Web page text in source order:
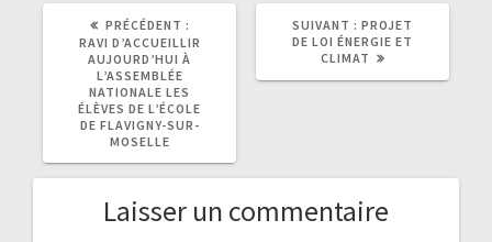
PRÉCÉDENT :
ARTICLE
PRÉCÉDENT
RAVI D’ACCUEILLIR
AUJOURD’HUI À
L’ASSEMBLÉE
NATIONALE LES
ÉLÈVES DE L’ÉCOLE
DE FLAVIGNY-SUR-
MOSELLE
SUIVANT :
ARTICLE
PROJET
DE LOI ÉNERGIE ET
CLIMAT
Laisser un commentaire